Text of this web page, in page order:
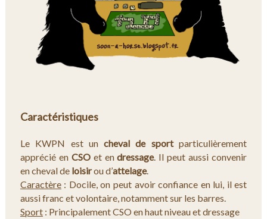
Caractéristiques
Le KWPN est uncheval de sportparticulièrement
apprécié en CSOet endressage. Il peut aussi convenir
en cheval de loisirou d’attelage.
Caractère: Docile, on peut avoir confiance en lui, il est
aussi franc et volontaire, notamment sur les barres.
Sport: Principalement CSO en haut niveau et dressage